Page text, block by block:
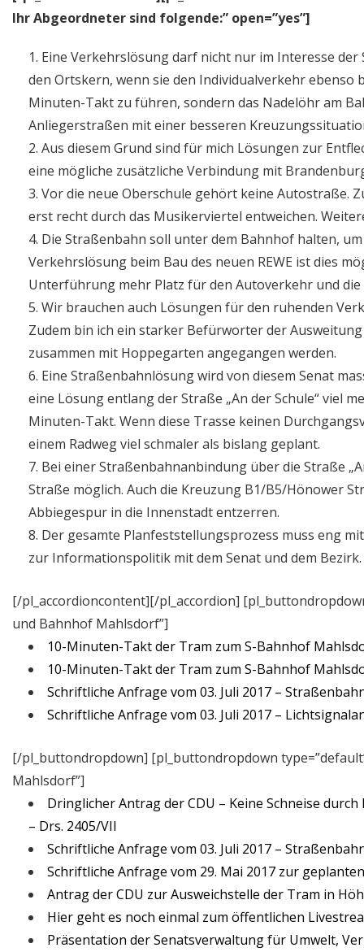
Ihr Abgeordneter sind folgende:” open=”yes”]
Eine Verkehrslösung darf nicht nur im Interesse
den Ortskern, wenn sie den Individualverkehr
Minuten-Takt zu führen, sondern das Nadelöhr am
Anliegerstraßen mit einer besseren
Aus diesem Grund sind für mich Lösungen zur
eine mögliche zusätzliche Verbindung mit
Vor die neue Oberschule gehört keine Autostraße.
erst recht durch das Musikerviertel entweichen.
Die Straßenbahn soll unter dem Bahnhof halten,
Verkehrslösung beim Bau des neuen REWE ist dies
Unterführung mehr Platz für den Autoverkehr und
Wir brauchen auch Lösungen für den ruhenden
Zudem bin ich ein starker Befürworter der
zusammen mit Hoppegarten angegangen werden.
Eine Straßenbahnlösung wird von diesem Senat
eine Lösung entlang der Straße „An der Schule“ viel
Minuten-Takt. Wenn diese Trasse keinen
einem Radweg viel schmaler als bislang geplant.
Bei einer Straßenbahnanbindung über die Straße
Straße möglich. Auch die Kreuzung B1/B5/Hönower
Abbiegespur in die Innenstadt entzerren.
Der gesamte Planfeststellungsprozess muss eng
zur Informationspolitik mit dem Senat und dem Bezirk.
[/pl_accordioncontent][/pl_accordion]
und Bahnhof Mahlsdorf”]
10-Minuten-Takt der Tram zum S-Bahnhof
10-Minuten-Takt der Tram zum S-Bahnhof
Schriftliche Anfrage vom 03. Juli 2017 –
Schriftliche Anfrage vom 03. Juli 2017 –
[/pl_buttondropdown] [pl_buttondropdown
Mahlsdorf”]
Dringlicher Antrag der CDU – Keine Schneise
– Drs. 2405/VII
Schriftliche Anfrage vom 03. Juli 2017 –
Schriftliche Anfrage vom 29. Mai 2017 zur
Antrag der CDU zur Ausweichstelle der Tram in
Hier geht es noch einmal zum öffentlichen
Präsentation der Senatsverwaltung für Umwelt,